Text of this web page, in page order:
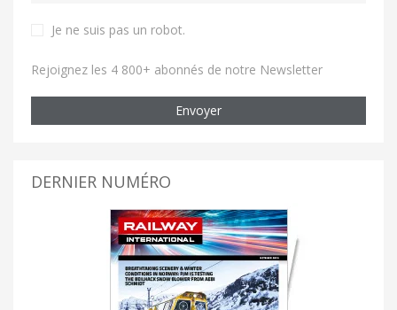
Je ne suis pas un robot.
Rejoignez les 4 800+ abonnés de notre Newsletter
Envoyer
DERNIER NUMÉRO